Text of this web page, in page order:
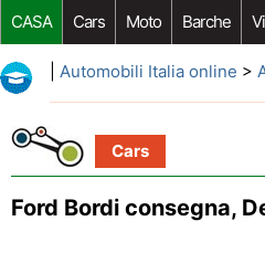
CASA Cars Moto Barche
Riparazione Auto Acquisto Auto
Automobili Italia online >
Cars
Ford Bordi consegna,